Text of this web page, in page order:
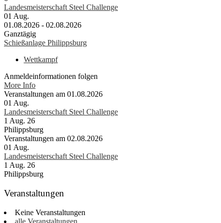
Landesmeisterschaft Steel Challenge
01 Aug.
01.08.2026 - 02.08.2026
Ganztägig
Schießanlage Philippsburg
Wettkampf
Anmeldeinformationen folgen
More Info
Veranstaltungen am 01.08.2026
01 Aug.
Landesmeisterschaft Steel Challenge
1 Aug. 26
Philippsburg
Veranstaltungen am 02.08.2026
01 Aug.
Landesmeisterschaft Steel Challenge
1 Aug. 26
Philippsburg
Veranstaltungen
Keine Veranstaltungen
alle Veranstaltungen